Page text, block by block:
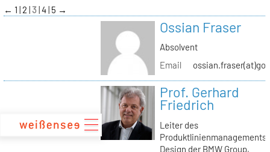
zum
Inhalt
← 1 2 3 4 5 →
Ossian Fraser
Absolvent
Email
Prof. Gerhard
Friedrich
Leiter des
Produktlinienmanagements
Design der BMW Group,